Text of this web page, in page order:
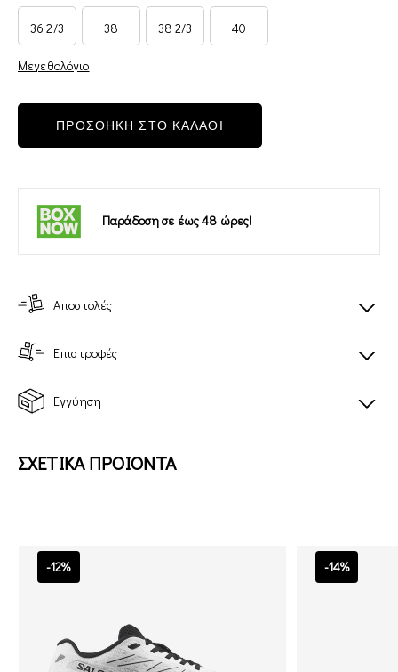
36 2/3 38 38 2/3 40
Μεγεθολόγιο
ΠΡΟΣΘΗΚΗ ΣΤΟ ΚΑΛΑΘΙ
Παράδοση σε έως 48 ώρες!
Αποστολές
Επιστροφές
Εγγύηση
ΣΧΕΤΙΚΑ ΠΡΟΙΟΝΤΑ
-12% -14%